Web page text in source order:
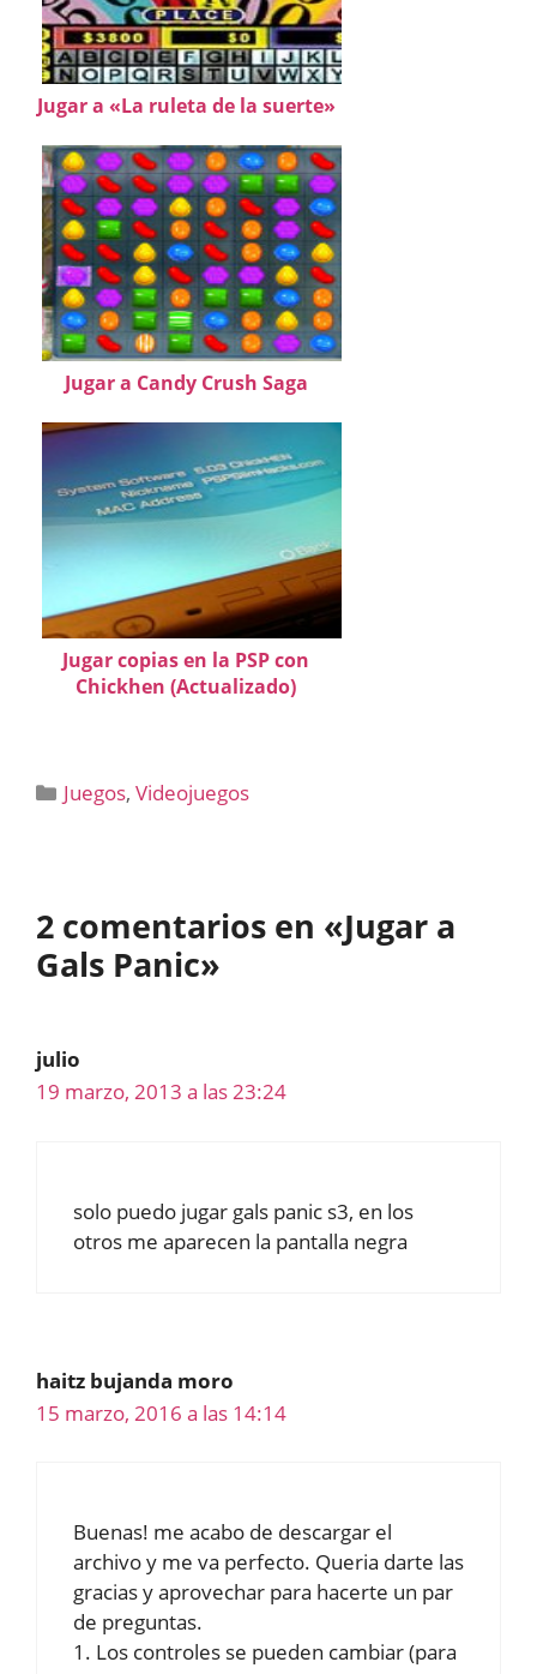
Jugar a «La ruleta de la suerte»
Jugar a Candy Crush Saga
Jugar copias en la PSP con
Chickhen (Actualizado)
Categorías
Juegos,Videojuegos
2 comentarios en «Jugar a
Gals Panic»
julio
19 marzo, 2013 a las 23:24
solo puedo jugar gals panic s3, en los
otros me aparecen la pantalla negra
haitz bujanda moro
15 marzo, 2016 a las 14:14
Buenas! me acabo de descargar el
archivo y me va perfecto. Queria darte las
gracias y aprovechar para hacerte un par
de preguntas.
1. Los controles se pueden cambiar (para